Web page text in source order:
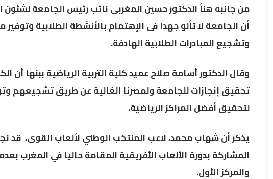
من جانبه هنأ الدكتور حسين المغربى نائب رئيس الجامعة
أن الجامعة لا تألو جهداً فى الإهتمام بالأنشطة الطلابية
وتشجيع المبادرات الطلابية الهادفة.
وقال الدكتور أسامة صلاح عميد كلية التربية الرياضية ببنها أن
تحقيق إنجازات للجامعة ولمصرنا الغالية عن طريق تشجيعهم
لتحقيق أفضل المراكز الرياضية.
يذكر أن شهاب محمد، لاعب المنتخب الوطني لألعاب القوى، قد
والمركز الأول.